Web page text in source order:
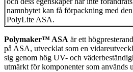
namnbytet kan få förpackning med
PolyLite ASA.
Polymaker™ ASA är ett
på ASA, utvecklat som en
sig genom hög UV- och
utmärkt för komponenter som används